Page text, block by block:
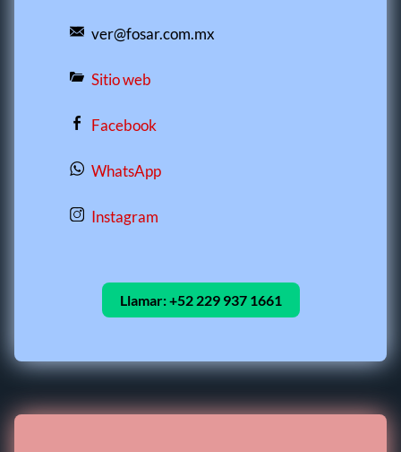
ver@fosar.com.mx
Sitio web
Facebook
WhatsApp
Instagram
Llamar:+52 229 937 1661